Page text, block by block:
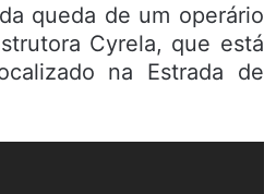
queda de um operário
Cyrela, que está
na Estrada de